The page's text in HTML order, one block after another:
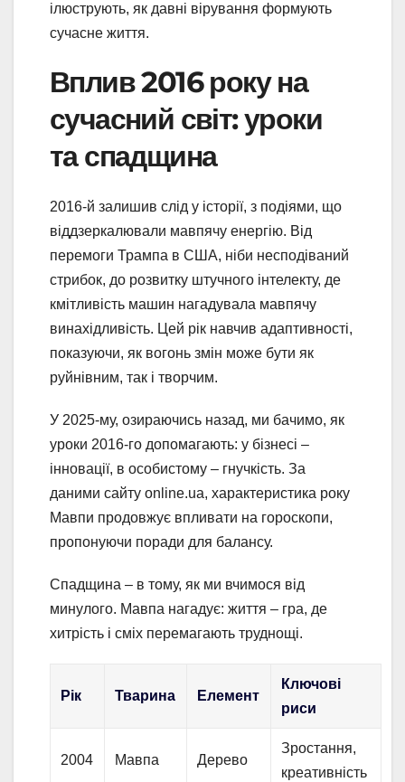
ілюструють, як давні вірування формують
сучасне життя.
Вплив 2016 року на
сучасний світ: уроки
та спадщина
2016-й залишив слід у історії, з подіями, що
віддзеркалювали мавпячу енергію. Від
перемоги Трампа в США, ніби несподіваний
стрибок, до розвитку штучного інтелекту, де
кмітливість машин нагадувала мавпячу
винахідливість. Цей рік навчив адаптивності,
показуючи, як вогонь змін може бути як
руйнівним, так і творчим.
У 2025-му, озираючись назад, ми бачимо, як
уроки 2016-го допомагають: у бізнесі –
інновації, в особистому – гнучкість. За
даними сайту online.ua, характеристика року
Мавпи продовжує впливати на гороскопи,
пропонуючи поради для балансу.
Спадщина – в тому, як ми вчимося від
минулого. Мавпа нагадує: життя – гра, де
хитрість і сміх перемагають труднощі.
Рік Тварина Елемент
Ключові
риси
2004 Мавпа Дерево
Зростання,
креативність